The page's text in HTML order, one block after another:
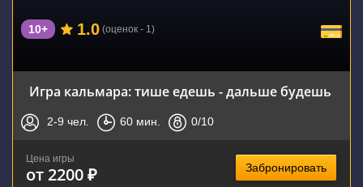
10+ 1.0 (оценок - 1)
Игра кальмара: тише едешь - дальше будешь
2-9 чел. 60 мин. 0/10
Цена игры
от 2200 ₽ Забронировать